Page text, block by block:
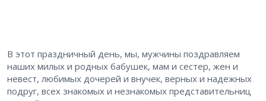
В этот праздничный день, мы, мужчины поздравляем
наших милых и родных бабушек, мам и сестер, жен и
невест, любимых дочерей и внучек, верных и надежных
подруг, всех знакомых и незнакомых представительниц